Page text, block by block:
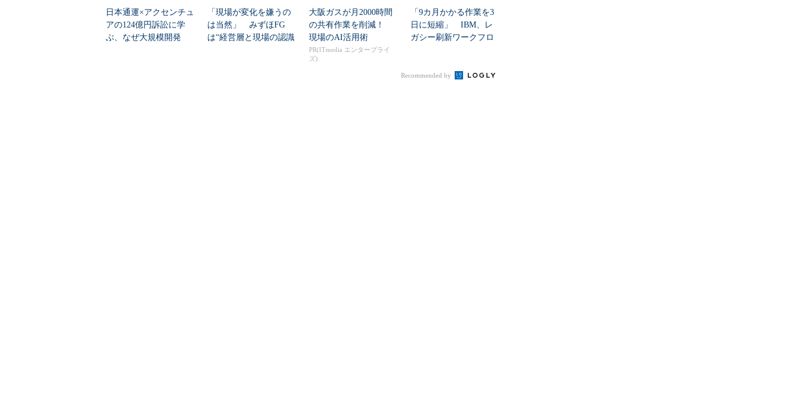
日本通運×アクセンチュ
アの124億円訴訟に学
ぶ、なぜ大規模開発
「現場が変化を嫌うの
は当然」 みずほFG
は“経営層と現場の認識
大阪ガスが月2000時間
の共有作業を削減！
現場のAI活用術
PR(ITmedia エンタープライ
ズ)
「9カ月かかる作業を3
日に短縮」 IBM、レ
ガシー刷新ワークフロ
Recommended by